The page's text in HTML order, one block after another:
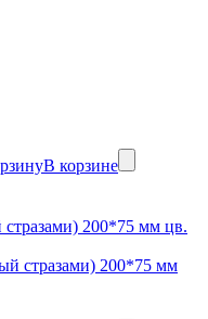
В корзине
200*75 мм цв.